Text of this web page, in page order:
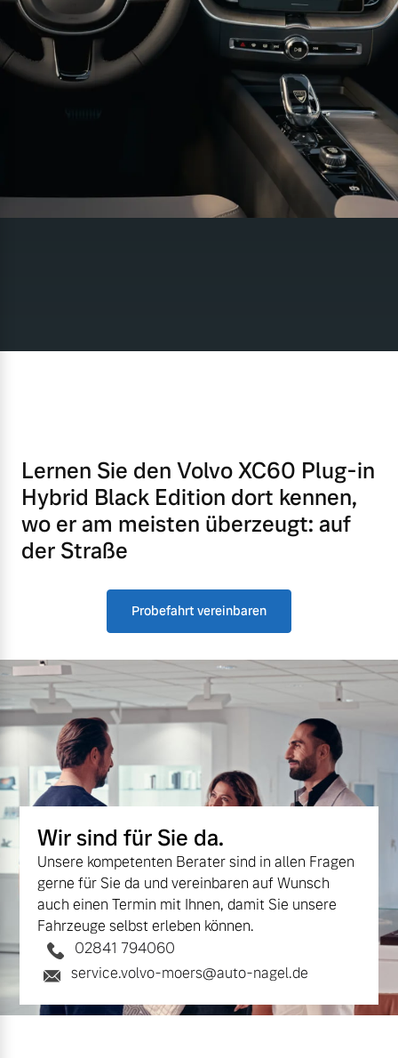
Lernen Sie den Volvo XC60 Plug-in
Hybrid Black Edition dort kennen,
wo er am meisten überzeugt: auf
der Straße
Probefahrt vereinbaren
Wir sind für Sie da.
Unsere kompetenten Berater sind in allen Fragen
gerne für Sie da und vereinbaren auf Wunsch
auch einen Termin mit Ihnen, damit Sie unsere
Fahrzeuge selbst erleben können.
02841 794060
service.volvo-moers@auto-nagel.de